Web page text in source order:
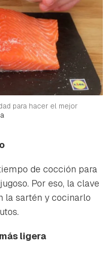
para hacer el mejor
de cocción para
Por eso, la clave
la sartén y cocinarlo
ligera